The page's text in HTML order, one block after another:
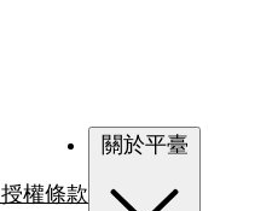
授權條款